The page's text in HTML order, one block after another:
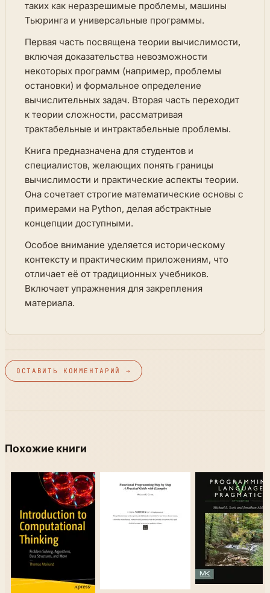
таких как неразрешимые проблемы, машины
Тьюринга и универсальные программы.
Первая часть посвящена теории вычислимости,
включая доказательства невозможности
некоторых программ (например, проблемы
остановки) и формальное определение
вычислительных задач. Вторая часть переходит
к теории сложности, рассматривая
трактабельные и интрактабельные проблемы.
Книга предназначена для студентов и
специалистов, желающих понять границы
вычислимости и практические аспекты теории.
Она сочетает строгие математические основы с
примерами на Python, делая абстрактные
концепции доступными.
Особое внимание уделяется историческому
контексту и практическим приложениям, что
отличает её от традиционных учебников.
Включает упражнения для закрепления
материала.
ОСТАВИТЬ КОММЕНТАРИЙ →
Похожие книги